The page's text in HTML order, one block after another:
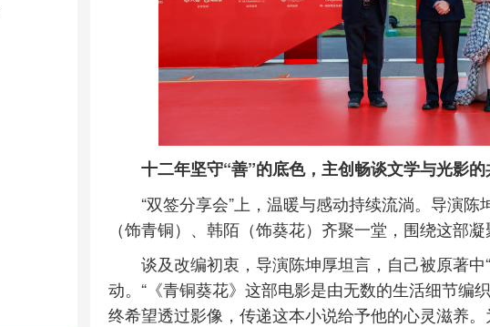
十二年坚守“善”的底色，主创畅谈文学与光影
“双签分享会”上，温暖与感动持续流淌。导演
（饰青铜）、韩陌（饰葵花）齐聚一堂，围绕这部
谈及改编初衷，导演陈坤厚坦言，自己被原著
动。“《青铜葵花》这部电影是由无数的生活细节编
终希望透过影像，传递这本小说给予他的心灵滋养